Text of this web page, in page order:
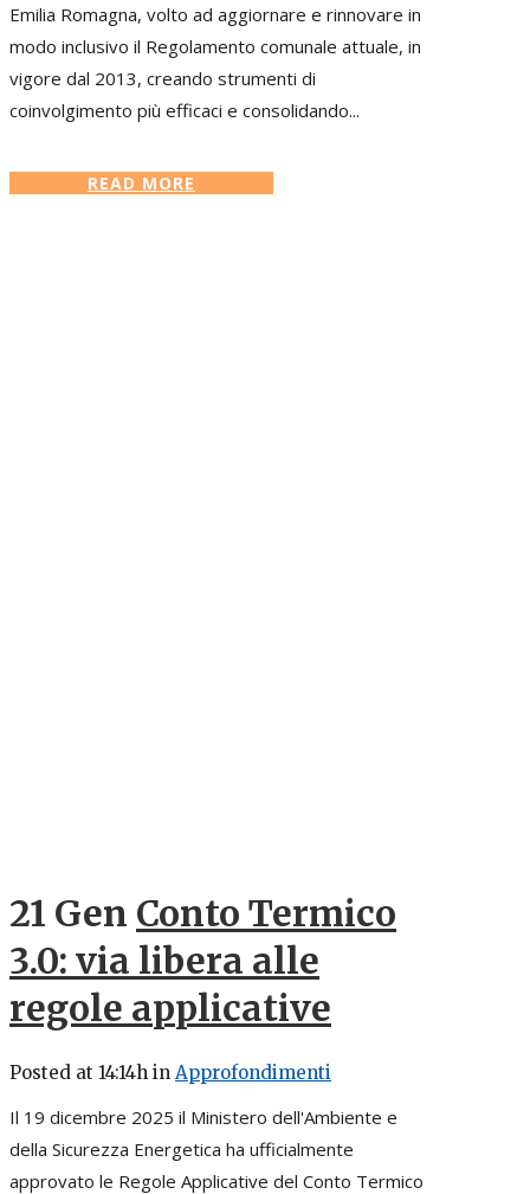
Emilia Romagna, volto ad aggiornare e rinnovare in
modo inclusivo il Regolamento comunale attuale, in
vigore dal 2013, creando strumenti di
coinvolgimento più efficaci e consolidando...
READ MORE
21 Gen Conto Termico
3.0: via libera alle
regole applicative
Posted at 14:14h in Approfondimenti
Il 19 dicembre 2025 il Ministero dell'Ambiente e
della Sicurezza Energetica ha ufficialmente
approvato le Regole Applicative del Conto Termico